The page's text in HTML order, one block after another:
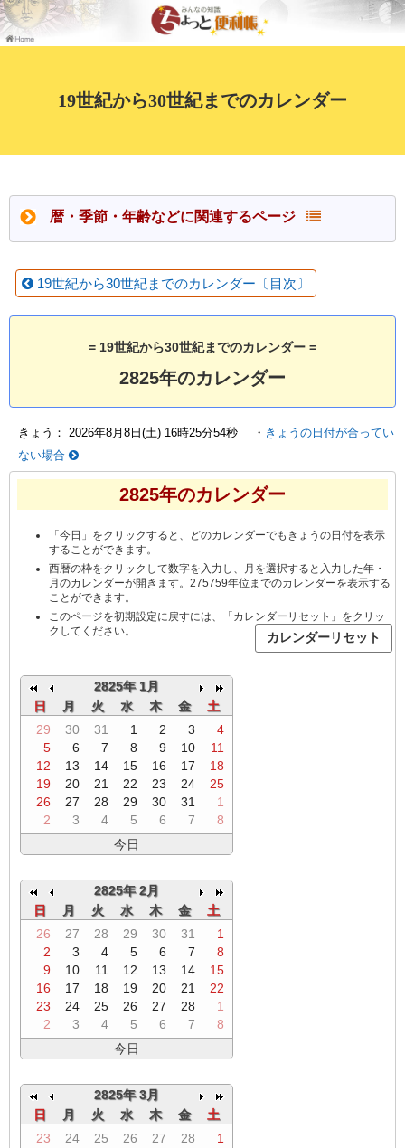
19世紀から30世紀までのカレンダー
暦・季節・年齢などに関連するページ
19世紀から30世紀までのカレンダー〔目次〕
= 19世紀から30世紀までのカレンダー =
2825年のカレンダー
きょう： 2026年8月8日(土) 16時25分55秒 ・ きょうの日付が合ってい
ない場合
2825年のカレンダー
「今日」をクリックすると、どのカレンダーでもきょうの日付を表示
することができます。
西暦の枠をクリックして数字を入力し、月を選択すると入力した年・
月のカレンダーが開きます。275759年位までのカレンダーを表示する
ことができます。
このページを初期設定に戻すには、「カレンダーリセット」をクリッ
クしてください。
2825年 1月
日
月 火 水 木 金
土
29
30 31 1 2 3
4
5
6 7 8 9 10
11
12
13 14 15 16 17
18
19
20 21 22 23 24
25
26
27 28 29 30 31
1
2
3 4 5 6 7
8
今日
2825年 2月
日
月 火 水 木 金
土
26
27 28 29 30 31
1
2
3 4 5 6 7
8
9
10 11 12 13 14
15
16
17 18 19 20 21
22
23
24 25 26 27 28
1
2
3 4 5 6 7
8
今日
2825年 3月
日
月 火 水 木 金
土
23
24 25 26 27 28
1